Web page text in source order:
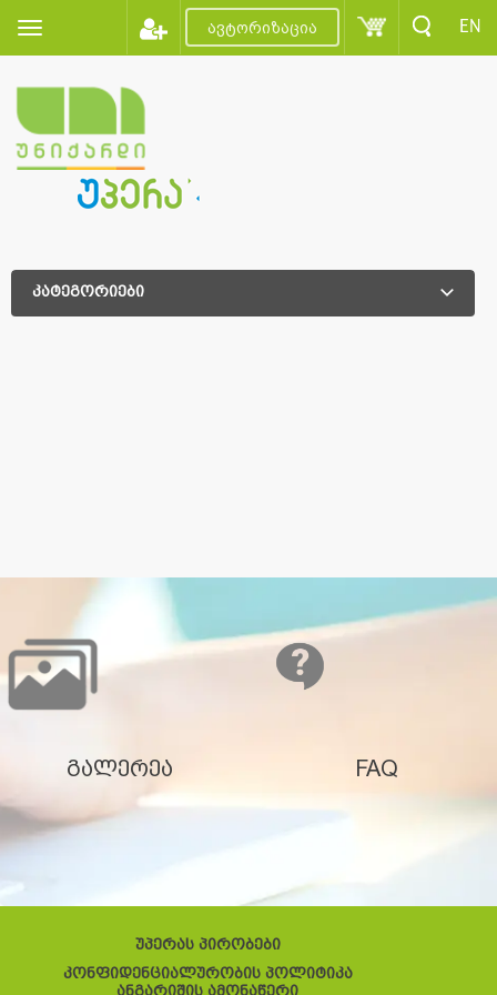
ავტორიზაცია EN
კატეგორიები
გალერეა FAQ
უპერას პირობები
კონფიდენციალურობის პოლიტიკა
ანგარიშის ამონაწერი